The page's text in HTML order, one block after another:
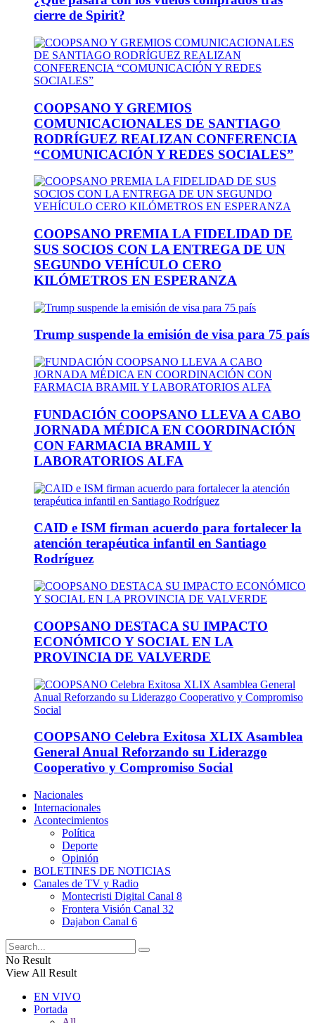
cierre de Spirit?
COOPSANO Y GREMIOS
COMUNICACIONALES DE SANTIAGO
RODRÍGUEZ REALIZAN CONFERENCIA
“COMUNICACIÓN Y REDES SOCIALES”
COOPSANO PREMIA LA FIDELIDAD DE
SUS SOCIOS CON LA ENTREGA DE UN
SEGUNDO VEHÍCULO CERO
KILÓMETROS EN ESPERANZA
Trump suspende la emisión de visa para 75 país
FUNDACIÓN COOPSANO LLEVA A CABO
JORNADA MÉDICA EN COORDINACIÓN
CON FARMACIA BRAMIL Y
LABORATORIOS ALFA
CAID e ISM firman acuerdo para fortalecer la
atención terapéutica infantil en Santiago
Rodríguez
COOPSANO DESTACA SU IMPACTO
ECONÓMICO Y SOCIAL EN LA
PROVINCIA DE VALVERDE
COOPSANO Celebra Exitosa XLIX Asamblea
General Anual Reforzando su Liderazgo
Cooperativo y Compromiso Social
Nacionales
Internacionales
Acontecimientos
Política
Deporte
Opinión
BOLETINES DE NOTICIAS
Canales de TV y Radio
Montecristi Digital Canal 8
Frontera Visión Canal 32
Dajabon Canal 6
No Result
View All Result
EN VIVO
Portada